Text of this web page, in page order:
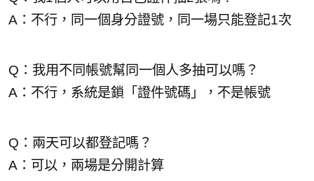
A：不行，同一個身分證號，同一場只能登記1次
Q：我用不同帳號幫同一個人多抽可以嗎？
A：不行，系統是鎖「證件號碼」，不是帳號
Q：兩天可以都登記嗎？
A：可以，兩場是分開計算